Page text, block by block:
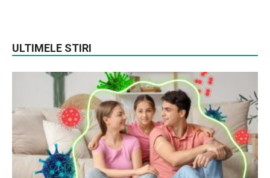
ULTIMELE STIRI